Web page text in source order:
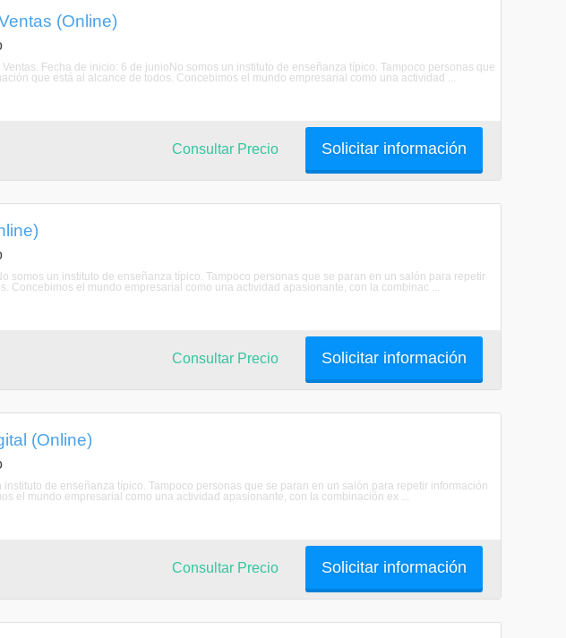
(Online)
Fecha de inicio: 6 de junioNo somos un instituto de enseñanza típico. Tampoco personas que
que está al alcance de todos. Concebimos el mundo empresarial como una actividad ...
Solicitar información
Consultar Precio
somos un instituto de enseñanza típico. Tampoco personas que se paran en un salón para repetir
Concebimos el mundo empresarial como una actividad apasionante, con la combinac ...
Solicitar información
Consultar Precio
(Online)
de enseñanza típico. Tampoco personas que se paran en un salón para repetir información
el mundo empresarial como una actividad apasionante, con la combinación ex ...
Solicitar información
Consultar Precio